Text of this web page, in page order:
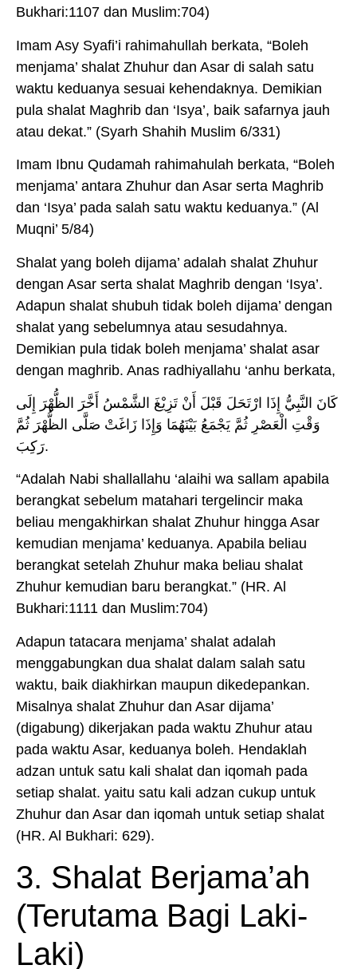
Bukhari:1107 dan Muslim:704)
Imam Asy Syafi’i rahimahullah berkata, “Boleh
menjama’ shalat Zhuhur dan Asar di salah satu
waktu keduanya sesuai kehendaknya. Demikian
pula shalat Maghrib dan ‘Isya’, baik safarnya jauh
atau dekat.” (Syarh Shahih Muslim 6/331)
Imam Ibnu Qudamah rahimahulah berkata, “Boleh
menjama’ antara Zhuhur dan Asar serta Maghrib
dan ‘Isya’ pada salah satu waktu keduanya.” (Al
Muqni’ 5/84)
Shalat yang boleh dijama’ adalah shalat Zhuhur
dengan Asar serta shalat Maghrib dengan ‘Isya’.
Adapun shalat shubuh tidak boleh dijama’ dengan
shalat yang sebelumnya atau sesudahnya.
Demikian pula tidak boleh menjama’ shalat asar
dengan maghrib. Anas radhiyallahu ‘anhu berkata,
كَانَ النَّبِيُّ إِذَا ارْتَحَلَ قَبْلَ أَنْ تَزِيْغَ الشَّمْسُ أَخَّرَ الظُّهْرَ إِلَى
وَقْتِ الْعَصْرِ ثُمَّ يَجْمَعُ بَيْنَهُمَا وَإِذَا زَاغَتْ صَلَّى الظُّهْرَ ثُمَّ
رَكِبَ.
“Adalah Nabi shallallahu ‘alaihi wa sallam apabila
berangkat sebelum matahari tergelincir maka
beliau mengakhirkan shalat Zhuhur hingga Asar
kemudian menjama’ keduanya. Apabila beliau
berangkat setelah Zhuhur maka beliau shalat
Zhuhur kemudian baru berangkat.” (HR. Al
Bukhari:1111 dan Muslim:704)
Adapun tatacara menjama’ shalat adalah
menggabungkan dua shalat dalam salah satu
waktu, baik diakhirkan maupun dikedepankan.
Misalnya shalat Zhuhur dan Asar dijama’
(digabung) dikerjakan pada waktu Zhuhur atau
pada waktu Asar, keduanya boleh. Hendaklah
adzan untuk satu kali shalat dan iqomah pada
setiap shalat. yaitu satu kali adzan cukup untuk
Zhuhur dan Asar dan iqomah untuk setiap shalat
(HR. Al Bukhari: 629).
3. Shalat Berjama’ah
(Terutama Bagi Laki-
Laki)